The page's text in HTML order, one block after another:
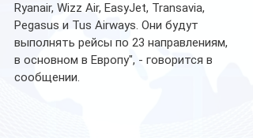
Ryanair, Wizz Air, EasyJet, Transavia,
Pegasus и Tus Airways. Они будут
выполнять рейсы по 23 направлениям,
в основном в Европу", - говорится в
сообщении.